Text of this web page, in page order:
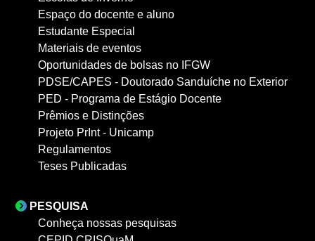
Espaço do docente e aluno
Estudante Especial
Materiais de eventos
Oportunidades de bolsas no IFGW
PDSE/CAPES - Doutorado Sanduíche no Exterior
PED - Programa de Estágio Docente
Prêmios e Distinções
Projeto PrInt - Unicamp
Regulamentos
Teses Publicadas
PESQUISA
Conheça nossas pesquisas